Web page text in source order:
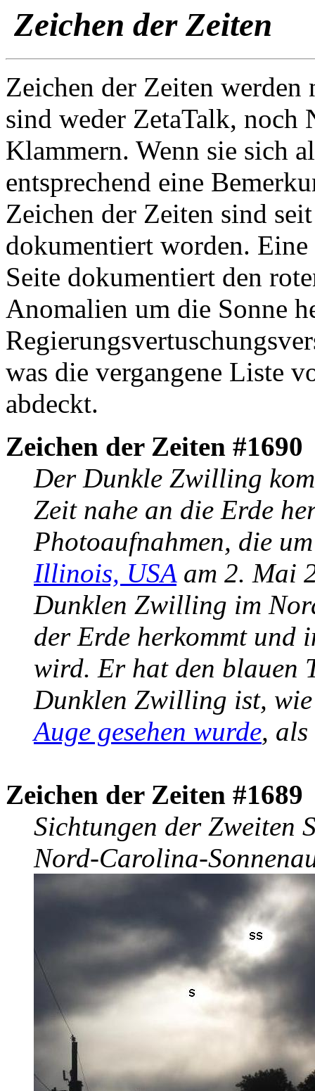
Zeichen der Zeiten
Zeichen der Zeiten werden
sind weder ZetaTalk, noch
Klammern. Wenn sie sich
entsprechend eine
Zeichen der Zeiten sind
dokumentiert worden.
Seite dokumentiert den
Anomalien um die Sonne
was die vergangene Liste
abdeckt.
Zeichen der Zeiten #1690
Der Dunkle Zwilling
Zeit nahe an die Erde
Photoaufnahmen, die
Illinois, USAam 2. Mai
Dunklen Zwilling im
der Erde herkommt und
wird. Er hat den blauen
Dunklen Zwilling ist,
Auge gesehen wurde, als
Zeichen der Zeiten #1689
Sichtungen der Zweiten
Nord-Carolina-